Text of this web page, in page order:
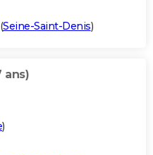
(Seine-Saint-Denis)
ans)
)